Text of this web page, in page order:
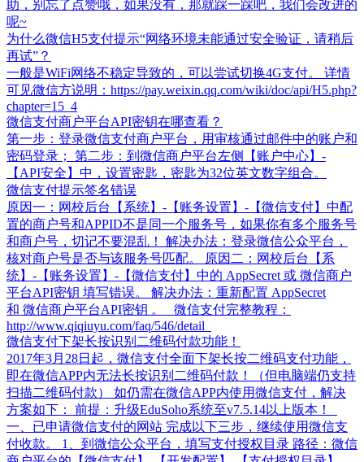
助，别忘了点赞哦，如果没有，那就踩一踩吧，我们会改进的
呢~
为什么微信H5支付提示“网络环境未能通过安全验证，请稍后
再试”？
一般是WiFi网络不稳定导致的，可以尝试切换4G支付。 详情
可见微信方说明：https://pay.weixin.qq.com/wiki/doc/api/H5.php?
chapter=15_4
微信支付商户平台API密钥在哪查看？
第一步：登录微信支付商户平台，用审核通过邮件中的账户和
密码登录； 第二步：到微信商户平台左侧【账户中心】-
【API安全】中，设置密匙，密匙为32位英文数字组合。
微信支付提示签名错误
原因一：网校后台【系统】-【账务设置】-【微信支付】中配
置的商户号和APPID不是同一个服务号，如果你有多个服务号
和商户号，切记不要混乱！ 解决办法：登录微信公众平台，
核对商户号是否与该服务号匹配。 原因二：网校后台【系
统】-【账务设置】-【微信支付】中的 AppSecret 或 微信商户
平台API密钥 填写错误。 解决办法：重新配置 AppSecret
和 微信商户平台API密钥 。 微信支付完整教程：
http://www.qiqiuyu.com/faq/546/detail
微信支付下架长按识别二维码付款功能！
2017年3月28日起，微信支付全面下架长按二维码支付功能，
即在微信APP内无法长按识别二维码付款！（但电脑端仍支持
扫描二维码付款） 如仍需在微信APP内使用微信支付，解决
方案如下： 前提：升级EduSoho系统至v7.5.14以上版本！
一、已申请微信支付的网站 完成以下三步，继续使用微信支
付收款。 1、到微信公众平台，填写支付授权目录 路径：微信